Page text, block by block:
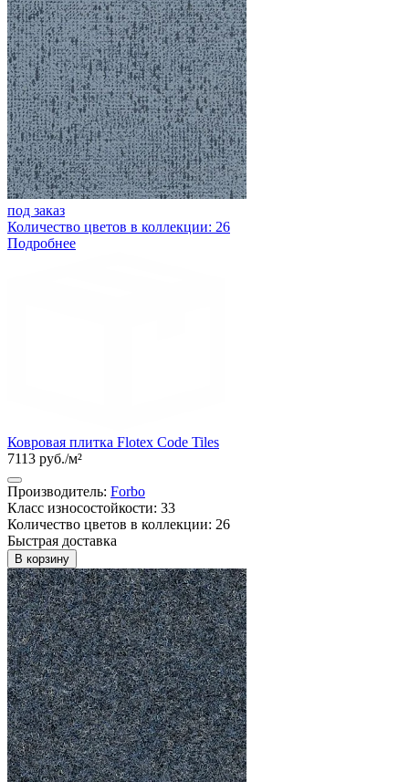
под заказ
Количество цветов в коллекции: 26
Подробнее
Ковровая плитка Flotex Code Tiles
7113 руб./м²
Производитель: Forbo
Класс износостойкости: 33
Количество цветов в коллекции: 26
Быстрая доставка
В корзину